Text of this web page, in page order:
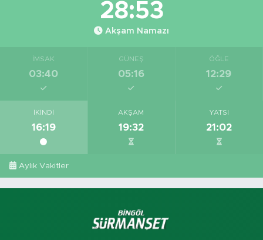
28:52
Akşam Namazı
İMSAK
03:40
GÜNEŞ
05:16
ÖĞLE
12:29
İKINDI
16:19
AKŞAM
19:32
YATSI
21:02
Aylık Vakitler